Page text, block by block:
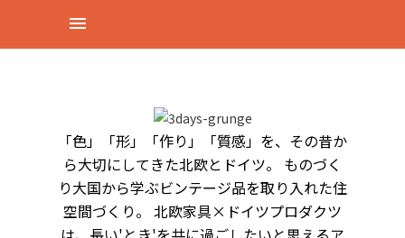
「色」「形」「作り」「質感」を、その昔か
ら大切にしてきた北欧とドイツ。 ものづく
り大国から学ぶビンテージ品を取り入れた住
空間づくり。 北欧家具×ドイツプロダクツ